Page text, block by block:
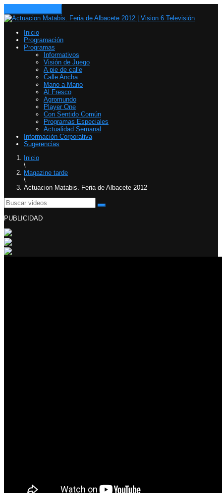
Inicio
Programación
Programas
Informativos
Visión de Juego
A pie de calle
Calle Ancha
Mano a Mano
Al Fresco
Agromundo
Player One
Con Sentido Común
Programas Especiales
Actualidad Semanal
Información Corporativa
Sugerencias
Inicio
\
Magazine tarde
\
Actuacion Matabis. Feria de Albacete 2012
PUBLICIDAD